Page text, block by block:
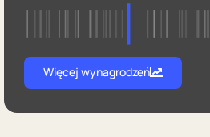
Więcej wynagrodzeń